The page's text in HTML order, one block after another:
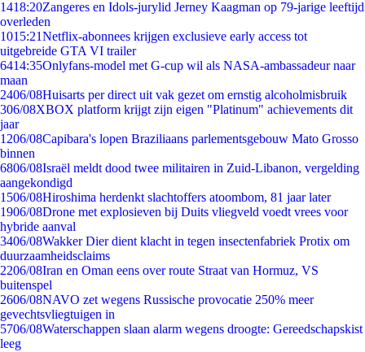
1418:20Zangeres en Idols-jurylid Jerney Kaagman op 79-jarige leeftijd
overleden
1015:21Netflix-abonnees krijgen exclusieve early access tot
uitgebreide GTA VI trailer
6414:35Onlyfans-model met G-cup wil als NASA-ambassadeur naar
maan
2406/08Huisarts per direct uit vak gezet om ernstig alcoholmisbruik
306/08XBOX platform krijgt zijn eigen "Platinum" achievements dit
jaar
1206/08Capibara's lopen Braziliaans parlementsgebouw Mato Grosso
binnen
6806/08Israël meldt dood twee militairen in Zuid-Libanon, vergelding
aangekondigd
1506/08Hiroshima herdenkt slachtoffers atoombom, 81 jaar later
1906/08Drone met explosieven bij Duits vliegveld voedt vrees voor
hybride aanval
3406/08Wakker Dier dient klacht in tegen insectenfabriek Protix om
duurzaamheidsclaims
2206/08Iran en Oman eens over route Straat van Hormuz, VS
buitenspel
2606/08NAVO zet wegens Russische provocatie 250% meer
gevechtsvliegtuigen in
5706/08Waterschappen slaan alarm wegens droogte: Gereedschapskist
leeg